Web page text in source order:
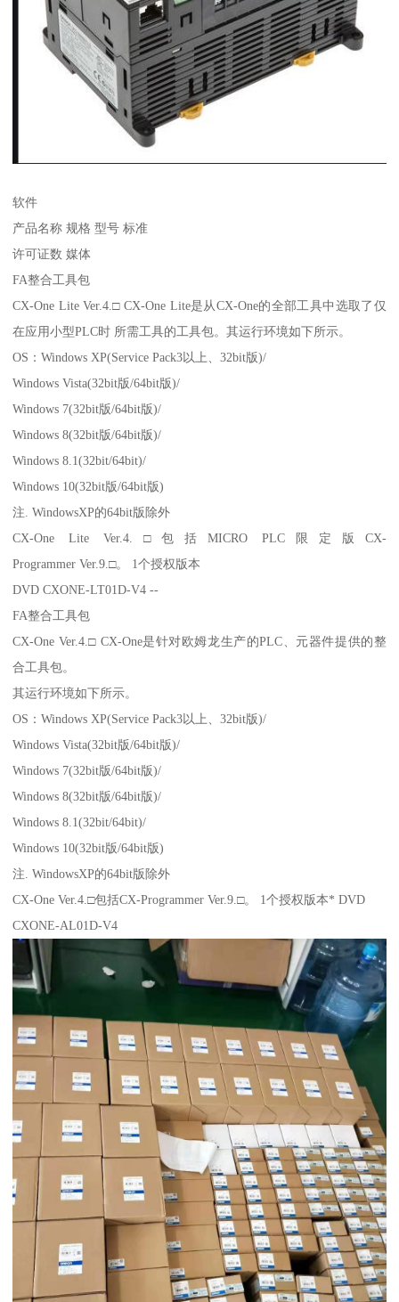
软件
产品名称 规格 型号 标准
许可证数 媒体
FA整合工具包
CX-One Lite Ver.4.□ CX-One Lite是从CX-One的全部工具中选取了仅
在应用小型PLC时 所需工具的工具包。其运行环境如下所示。
OS：Windows XP(Service Pack3以上、32bit版)/
Windows Vista(32bit版/64bit版)/
Windows 7(32bit版/64bit版)/
Windows 8(32bit版/64bit版)/
Windows 8.1(32bit/64bit)/
Windows 10(32bit版/64bit版)
注. WindowsXP的64bit版除外
CX-One Lite Ver.4.□包括MICRO PLC限定版CX-
Programmer Ver.9.□。 1个授权版本
DVD CXONE-LT01D-V4 --
FA整合工具包
CX-One Ver.4.□ CX-One是针对欧姆龙生产的PLC、元器件提供的整
合工具包。
其运行环境如下所示。
OS：Windows XP(Service Pack3以上、32bit版)/
Windows Vista(32bit版/64bit版)/
Windows 7(32bit版/64bit版)/
Windows 8(32bit版/64bit版)/
Windows 8.1(32bit/64bit)/
Windows 10(32bit版/64bit版)
注. WindowsXP的64bit版除外
CX-One Ver.4.□包括CX-Programmer Ver.9.□。 1个授权版本* DVD
CXONE-AL01D-V4